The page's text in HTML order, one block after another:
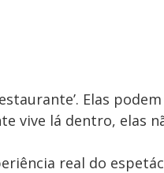
Elas
vive lá dentro, elas
real do